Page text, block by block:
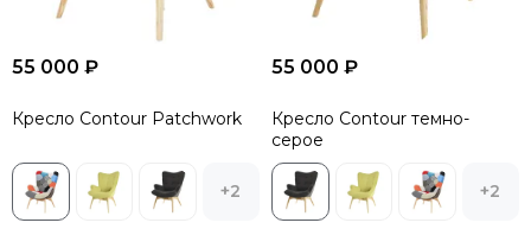
55 000 ₽
Кресло Contour Patchwork
+2
55 000 ₽
Кресло Contour темно-
серое
+2